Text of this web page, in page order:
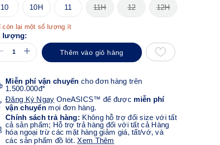
10 10H 11 11H 12 12H
còn lại một số lượng ít
lượng:
Thêm vào giỏ hàng
Miễn phí vận chuyển cho đơn hàng trên
1.500.000đ*
Đăng Ký Ngay OneASICS™ để được miễn phí
vận chuyển mọi đơn hàng.
Chính sách trả hàng: Không hỗ trợ đổi size với tất
cả sản phẩm; Hỗ trợ trả hàng đối với tất cả Hàng
hóa ngoại trừ các mặt hàng giảm giá, tất/vớ, và
các sản phẩm đồ lót.Xem Thêm